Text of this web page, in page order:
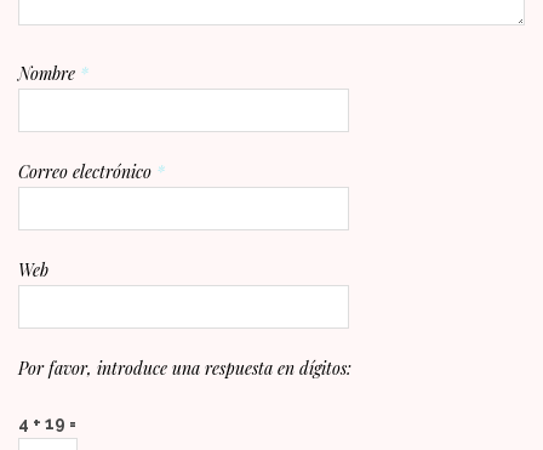
Nombre *
Correo electrónico *
Web
Por favor, introduce una respuesta en dígitos:
4 + 19 =